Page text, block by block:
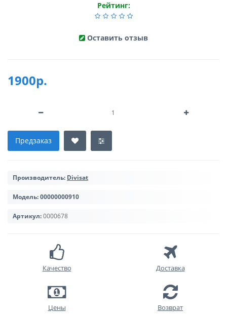
Рейтинг:
Оставить отзыв
1900р.
Предзаказ
Производитель: Divisat
Модель:00000000910
Артикул:0000678
Качество Доставка
Цены Возврат